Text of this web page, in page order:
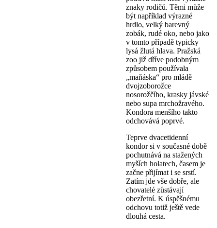
znaky rodičů. Těmi může
být například výrazné
hrdlo, velký barevný
zobák, rudé oko, nebo jako
v tomto případě typicky
lysá žlutá hlava. Pražská
zoo již dříve podobným
způsobem používala
„maňáska“ pro mládě
dvojzoborožce
nosorožčího, krasky jávské
nebo supa mrchožravého.
Kondora menšího takto
odchovává poprvé.
Teprve dvacetidenní
kondor si v současné době
pochutnává na stažených
myších holatech, časem je
začne přijímat i se srstí.
Zatím jde vše dobře, ale
chovatelé zůstávají
obezřetní. K úspěšnému
odchovu totiž ještě vede
dlouhá cesta.